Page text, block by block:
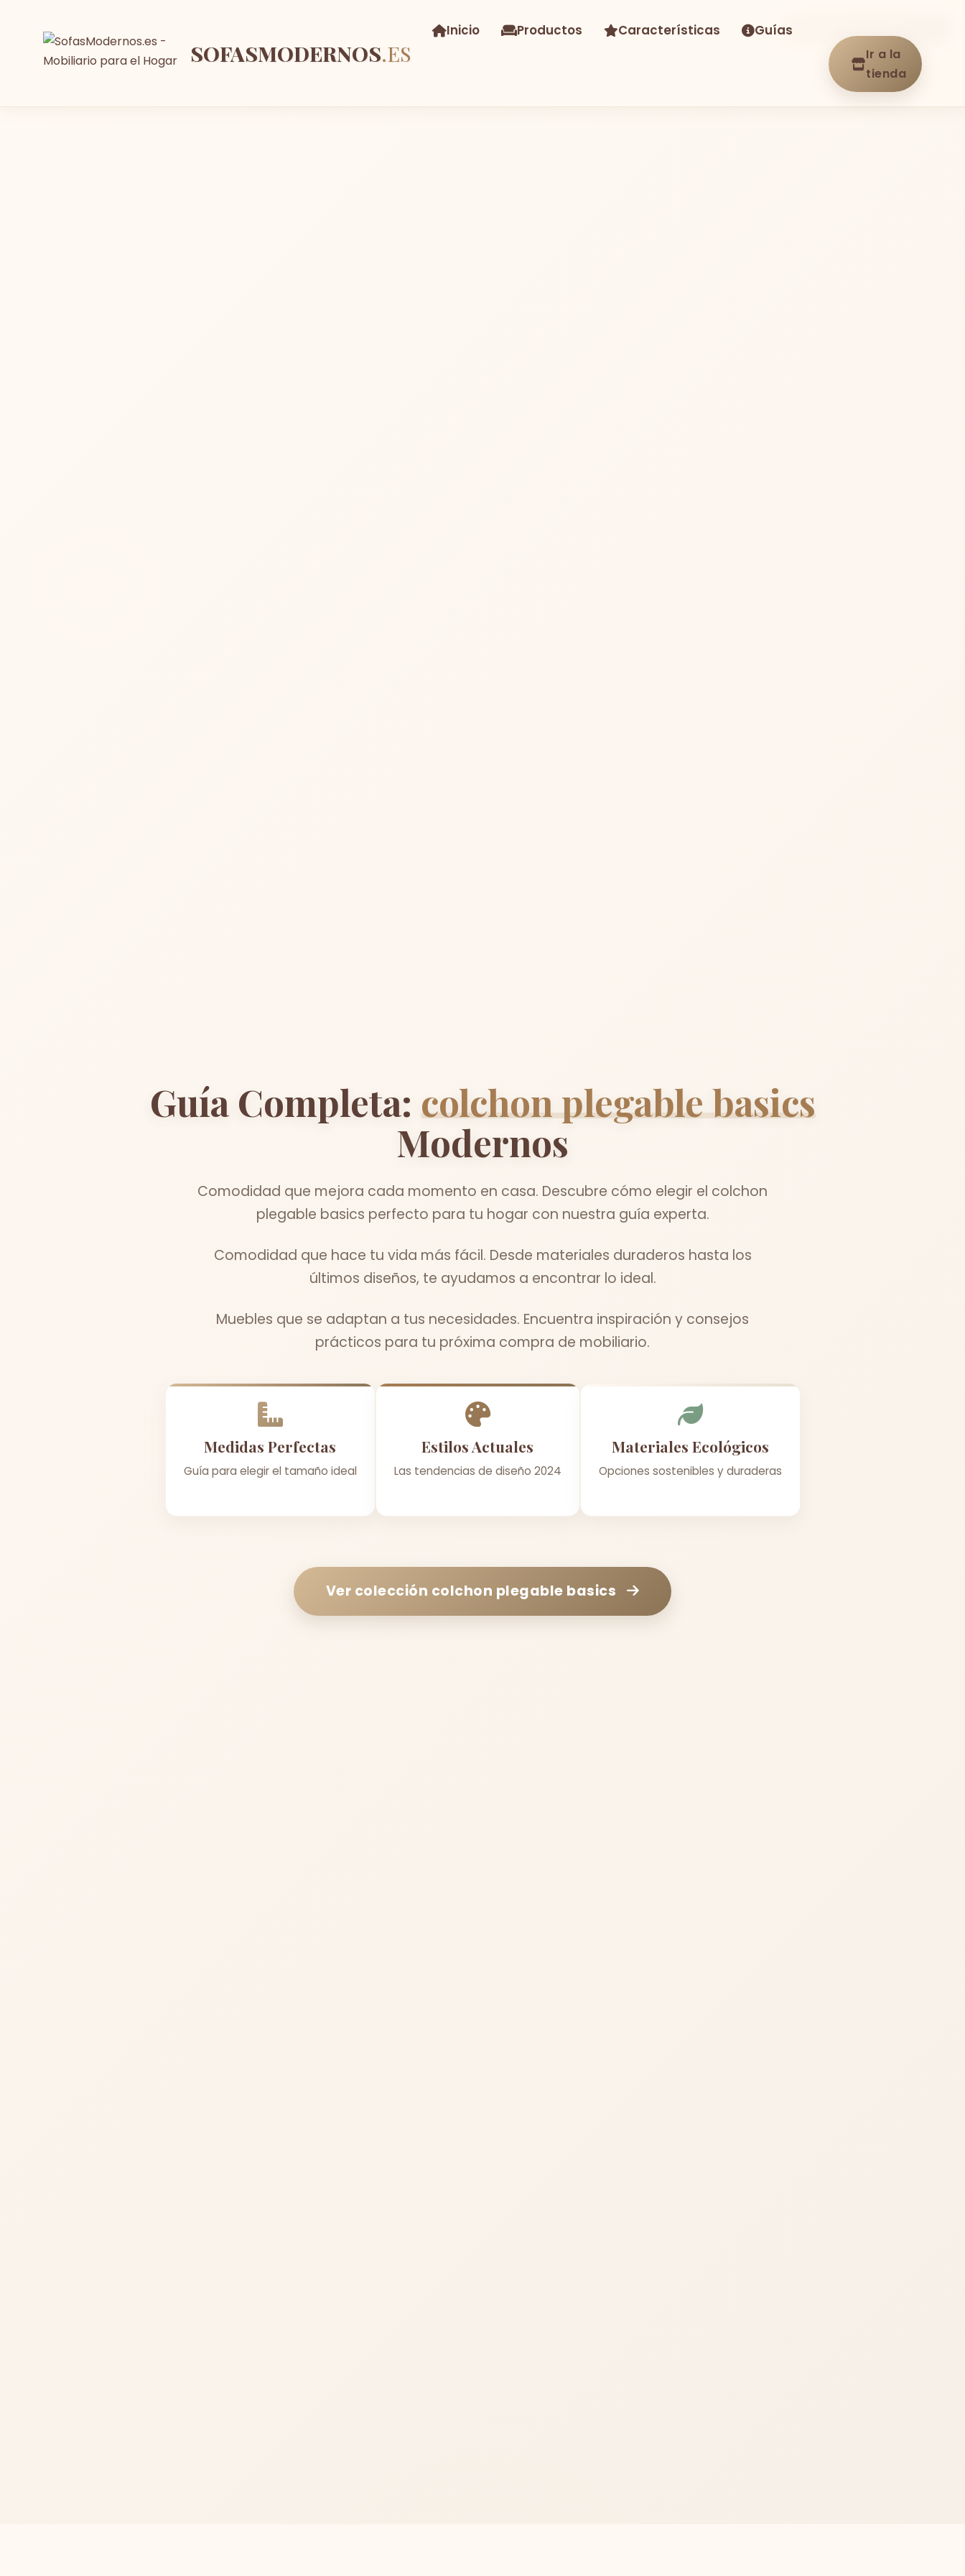
SOFASMODERNOS.ES
Inicio Productos Características Guías
Ir a la
tienda
Guía Completa: colchon plegable basics
Modernos
Comodidad que mejora cada momento en casa. Descubre cómo elegir el colchon
plegable basics perfecto para tu hogar con nuestra guía experta.
Comodidad que hace tu vida más fácil. Desde materiales duraderos hasta los
últimos diseños, te ayudamos a encontrar lo ideal.
Muebles que se adaptan a tus necesidades. Encuentra inspiración y consejos
prácticos para tu próxima compra de mobiliario.
Medidas Perfectas
Guía para elegir el tamaño ideal
Estilos Actuales
Las tendencias de diseño 2024
Materiales Ecológicos
Opciones sostenibles y duraderas
Ver colección colchon plegable basics